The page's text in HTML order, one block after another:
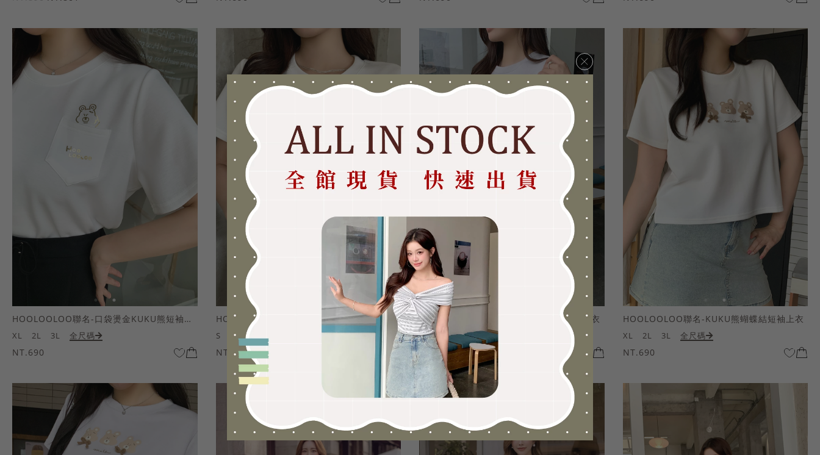
×
HOOLOOLOO聯名-口袋燙金KUKU熊短袖上衣
XL 2L 3L 全尺碼
NT.690
HOOLOOLOO聯名-KUKU熊蝴蝶結短袖上衣
S M L 全尺碼
NT.690
HOOLOOLOO聯名-KUKU熊蝴蝶結短袖上衣
S M L 全尺碼
NT.690
HOOLOOLOO聯名-KUKU熊蝴蝶結短袖上衣
XL 2L 3L 全尺碼
NT.690